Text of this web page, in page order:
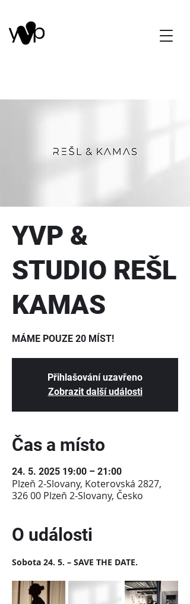
YVP &
STUDIO REŠL
KAMAS
MÁME POUZE 20 MÍST!
Přihlašování uzavřeno
Zobrazit další události
Čas a místo
24. 5. 2025 19:00 – 21:00
Plzeň 2-Slovany, Koterovská 2827,
326 00 Plzeň 2-Slovany, Česko
O události
Sobota 24. 5. – SAVE THE DATE.